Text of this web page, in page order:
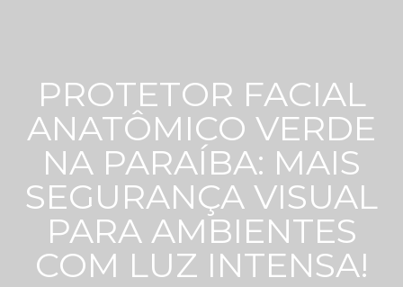
PROTETOR FACIAL
ANATÔMICO VERDE
NA PARAÍBA: MAIS
SEGURANÇA VISUAL
PARA AMBIENTES
COM LUZ INTENSA!